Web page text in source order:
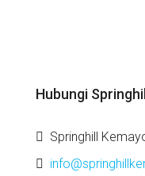
Hubungi
Springhill